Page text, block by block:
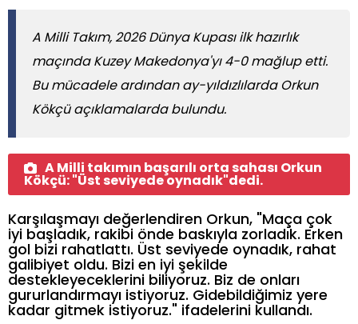
A Milli Takım, 2026 Dünya Kupası ilk hazırlık
maçında Kuzey Makedonya'yı 4-0 mağlup etti.
Bu mücadele ardından ay-yıldızlılarda Orkun
Kökçü açıklamalarda bulundu.
A Milli takımın başarılı orta sahası Orkun
Kökçü: "Üst seviyede oynadık"dedi.
Karşılaşmayı değerlendiren Orkun, "Maça çok
iyi başladık, rakibi önde baskıyla zorladık. Erken
gol bizi rahatlattı. Üst seviyede oynadık, rahat
galibiyet oldu. Bizi en iyi şekilde
destekleyeceklerini biliyoruz. Biz de onları
gururlandırmayı istiyoruz. Gidebildiğimiz yere
kadar gitmek istiyoruz." ifadelerini kullandı.